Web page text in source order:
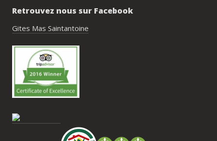
piscine, nature, tranquillité, nombreux
hébergements et beaucoup d’activités à
très beau souvenir de ce week-end et
nous recommandons le Mas Saint-
Antoine sans hésitation.**La seule petite
contrainte du week-end concerne la
gestion des déchets, puisqu’il n’y a pas
de tri directement sur le domaine et qu’il
faut se rendre au village. Cela ne nous a
Retrouvez nous sur Facebook
Gites Mas Saintantoine